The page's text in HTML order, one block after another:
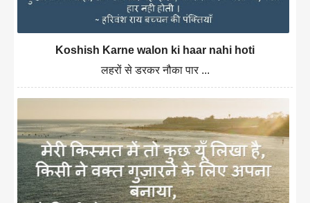
Koshish Karne walon ki haar nahi hoti
लहरों से डरकर नौका पार ...